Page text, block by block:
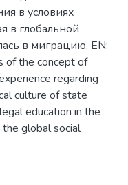
в условиях
в глобальной
в миграцию. EN:
of the concept of
regarding
culture of state
education in the
global social